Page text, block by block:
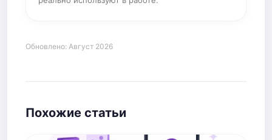
Обновлено: Август 2026
Похожие статьи